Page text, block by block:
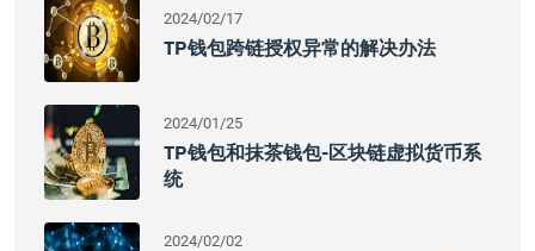
2024/02/17
TP钱包跨链授权异常的解决办法
2024/01/25
TP钱包和抹茶钱包-区块链虚拟货币系
统
2024/02/02